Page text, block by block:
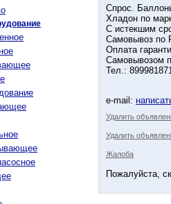
Спрос.
Хладон по
С истекшим
Самовывоз по
Оплата
Самовывозом
Тел.:
e-mail:
Удалить
Удалить
Жалоба
Пожалуйста,